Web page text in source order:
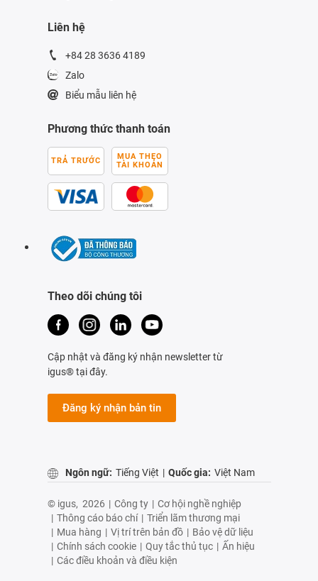
Liên hệ
+84 28 3636 4189
Zalo
Biểu mẫu liên hệ
Phương thức thanh toán
TRẢ TRƯỚC
MUA THEO
TÀI KHOẢN
Theo dõi chúng tôi
Cập nhật và đăng ký nhận newsletter từ
igus® tại đây.
Đăng ký nhận bản tin
Ngôn ngữ: Tiếng Việt | Quốc gia: Việt Nam
© igus, 2026 | Công ty | Cơ hội nghề nghiệp
| Thông cáo báo chí | Triển lãm thương mại
| Mua hàng | Vị trí trên bản đồ | Bảo vệ dữ liệu
| Chính sách cookie | Quy tắc thủ tục | Ấn hiệu
| Các điều khoản và điều kiện